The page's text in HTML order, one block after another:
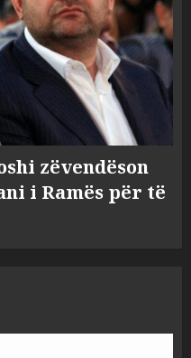
zëvendëson
i Ramës për të